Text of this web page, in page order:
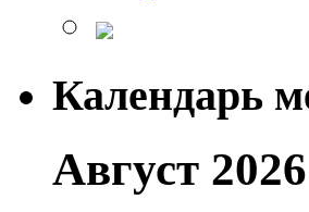
Календарь
Август 2026